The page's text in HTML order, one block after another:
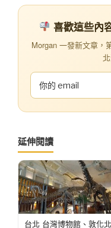
喜歡這些內
Morgan 一發新文章，
延伸閱讀
台北 台灣博物館、敦化